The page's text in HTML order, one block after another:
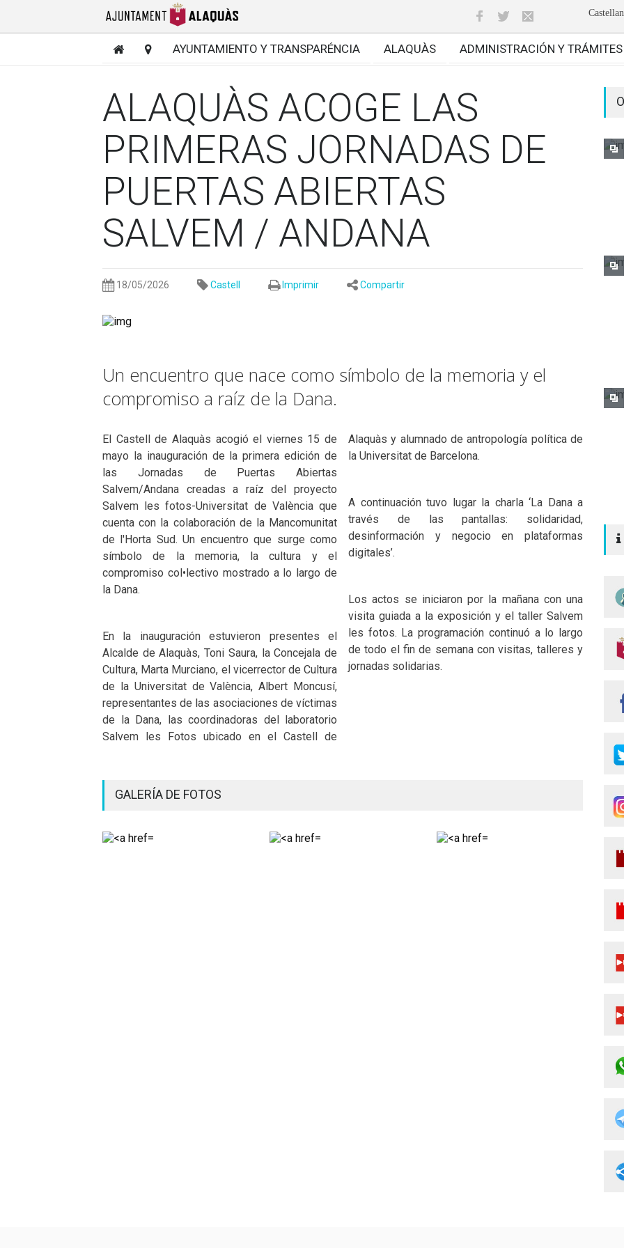
AYUNTAMIENTO Y TRANSPARÉNCIA ALAQUÀS ADMINISTRACIÓN Y TRÁMITES
ALAQUÀS ACOGE LAS
PRIMERAS JORNADAS DE
PUERTAS ABIERTAS
SALVEM / ANDANA
18/05/2026 Castell Imprimir Compartir
Un encuentro que nace como símbolo de la memoria y el
compromiso a raíz de la Dana.
El Castell de Alaquàs acogió el viernes 15 de
mayo la inauguración de la primera edición de
las Jornadas de Puertas Abiertas
Salvem/Andana creadas a raíz del proyecto
Salvem les fotos-Universitat de València que
cuenta con la colaboración de la Mancomunitat
de l'Horta Sud. Un encuentro que surge como
símbolo de la memoria, la cultura y el
compromiso col•lectivo mostrado a lo largo de
la Dana.
En la inauguración estuvieron presentes el
Alcalde de Alaquàs, Toni Saura, la Concejala de
Cultura, Marta Murciano, el vicerrector de Cultura
de la Universitat de València, Albert Moncusí,
representantes de las asociaciones de víctimas
de la Dana, las coordinadoras del laboratorio
Salvem les Fotos ubicado en el Castell de
Alaquàs y alumnado de antropología política de
la Universitat de Barcelona.
A continuación tuvo lugar la charla ‘La Dana a
través de las pantallas: solidaridad,
desinformación y negocio en plataformas
digitales’.
Los actos se iniciaron por la mañana con una
visita guiada a la exposición y el taller Salvem
les fotos. La programación continuó a lo largo
de todo el fin de semana con visitas, talleres y
jornadas solidarias.
GALERÍA DE FOTOS